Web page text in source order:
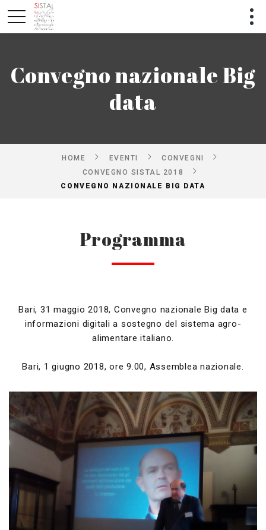
Convegno nazionale Big
data
HOME EVENTI
CONVEGNI
CONVEGNO SISTAL 2018
CONVEGNO NAZIONALE BIG DATA
Programma
Bari, 31 maggio 2018, Convegno nazionale Big data e
informazioni digitali a sostegno del sistema agro-
alimentare italiano.
Bari, 1 giugno 2018, ore 9.00, Assemblea nazionale.